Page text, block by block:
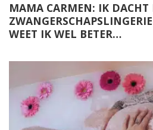
MAMA CARMEN: IK DACHT
WEET IK WEL BETER…